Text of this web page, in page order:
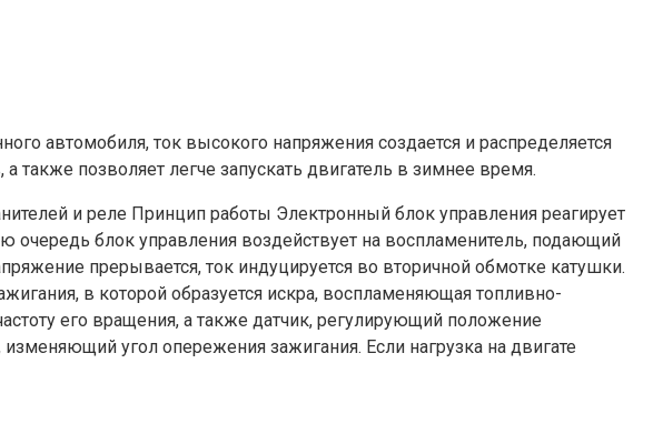
автомобиля, ток высокого напряжения создается и распределяется
позволяет легче запускать двигатель в зимнее время.
и реле Принцип работы Электронный блок управления реагирует
блок управления воздействует на воспламенитель, подающий
прерывается, ток индуцируется во вторичной обмотке катушки.
в которой образуется искра, воспламеняющая топливно-
его вращения, а также датчик, регулирующий положение
угол опережения зажигания. Если нагрузка на двигате